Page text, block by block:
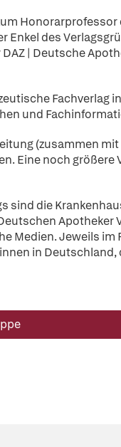
Enkel des
| Deutsche
und
(zusammen
Eine noch
sind die
Medien. Jeweils
in Deutschland,